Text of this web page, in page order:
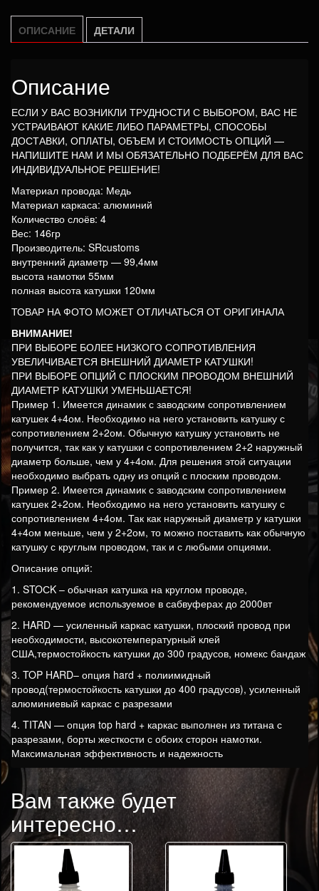
ОПИСАНИЕ ДЕТАЛИ
Описание
ЕСЛИ У ВАС ВОЗНИКЛИ ТРУДНОСТИ С ВЫБОРОМ, ВАС НЕ
УСТРАИВАЮТ КАКИЕ ЛИБО ПАРАМЕТРЫ, СПОСОБЫ
ДОСТАВКИ, ОПЛАТЫ, ОБЪЕМ И СТОИМОСТЬ ОПЦИЙ —
НАПИШИТЕ НАМ И МЫ ОБЯЗАТЕЛЬНО ПОДБЕРЁМ ДЛЯ ВАС
ИНДИВИДУАЛЬНОЕ РЕШЕНИЕ!
Материал провода: Медь
Материал каркаса: алюминий
Количество слоёв: 4
Вес: 146гр
Производитель: SRcustoms
внутренний диаметр — 99,4мм
высота намотки 55мм
полная высота катушки 120мм
ТОВАР НА ФОТО МОЖЕТ ОТЛИЧАТЬСЯ ОТ ОРИГИНАЛА
ВНИМАНИЕ!
ПРИ ВЫБОРЕ БОЛЕЕ НИЗКОГО СОПРОТИВЛЕНИЯ
УВЕЛИЧИВАЕТСЯ ВНЕШНИЙ ДИАМЕТР КАТУШКИ!
ПРИ ВЫБОРЕ ОПЦИЙ С ПЛОСКИМ ПРОВОДОМ ВНЕШНИЙ
ДИАМЕТР КАТУШКИ УМЕНЬШАЕТСЯ!
Пример 1. Имеется динамик с заводским сопротивлением
катушек 4+4ом. Необходимо на него установить катушку с
сопротивлением 2+2ом. Обычную катушку установить не
получится, так как у катушки с сопротивлением 2+2 наружный
диаметр больше, чем у 4+4ом. Для решения этой ситуации
необходимо выбрать одну из опций с плоским проводом.
Пример 2. Имеется динамик с заводским сопротивлением
катушек 2+2ом. Необходимо на него установить катушку с
сопротивлением 4+4ом. Так как наружный диаметр у катушки
4+4ом меньше, чем у 2+2ом, то можно поставить как обычную
катушку с круглым проводом, так и с любыми опциями.
Описание опций:
1. STOСK – обычная катушка на круглом проводе,
рекомендуемое используемое в сабвуферах до 2000вт
2. HARD — усиленный каркас катушки, плоский провод при
необходимости, высокотемпературный клей
США,термостойкость катушки до 300 градусов, номекс бандаж
3. TOP HARD– опция hard + полиимидный
провод(термостойкость катушки до 400 градусов), усиленный
алюминиевый каркас с разрезами
4. TITAN — опция top hard + каркас выполнен из титана с
разрезами, борты жесткости с обоих сторон намотки.
Максимальная эффективность и надежность
Вам также будет
интересно…